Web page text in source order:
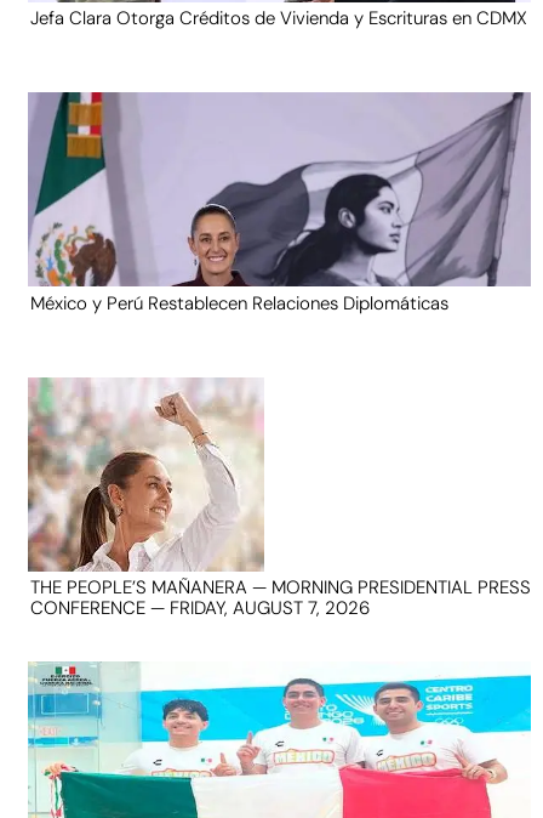
Jefa Clara Otorga Créditos de Vivienda y Escrituras en CDMX
México y Perú Restablecen Relaciones Diplomáticas
THE PEOPLE’S MAÑANERA — MORNING PRESIDENTIAL PRESS
CONFERENCE — FRIDAY, AUGUST 7, 2026